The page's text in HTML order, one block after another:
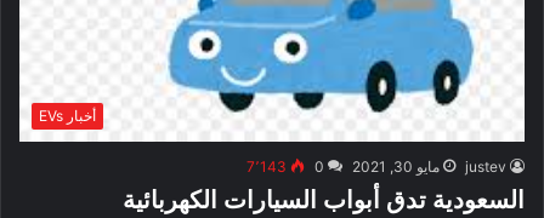
أخبار EVs
justev مايو 30, 2021 0 7٬143
السعودية تدق أبواب السيارات الكهربائية